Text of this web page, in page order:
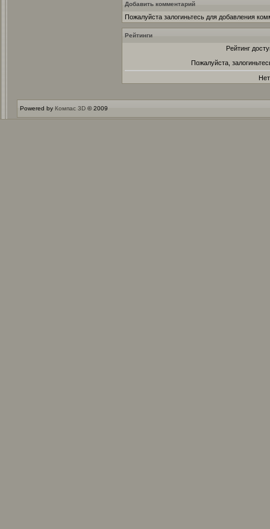
Добавить комментарий
Пожалуйста залогиньтесь для добавления
Рейтинги
Рейтинг
Пожалуйста,
Powered by Компас 3D © 2009